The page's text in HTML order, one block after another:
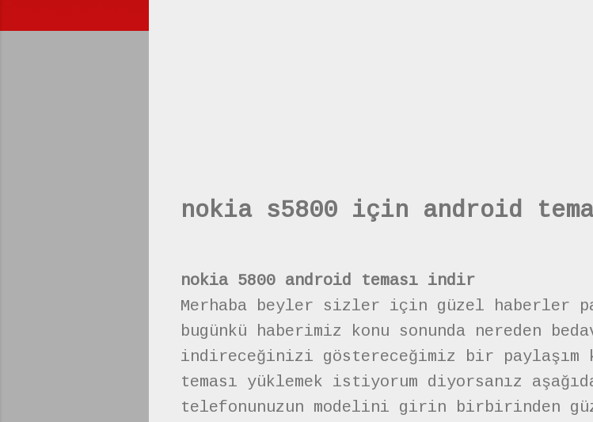
nokia s5800 için android
nokia 5800 android teması indir
Merhaba beyler sizler için güzel haberler
bugünkü haberimiz konu sonunda nereden
indireceğinizi göstereceğimiz bir paylaşım
teması yüklemek istiyorum diyorsanız
telefonunuzun modelini girin birbirinden